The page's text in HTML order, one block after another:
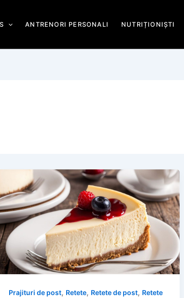
ANTRENORI PERSONALI NUTRIȚIONIȘTI
Prajituri de post, Retete, Retete de post, Retete